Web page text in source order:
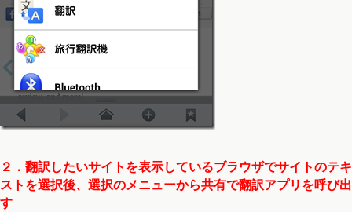
２．翻訳したいサイトを表示しているブラウザでサイトのテキ
ストを選択後、選択のメニューから共有で翻訳アプリを呼び出
す